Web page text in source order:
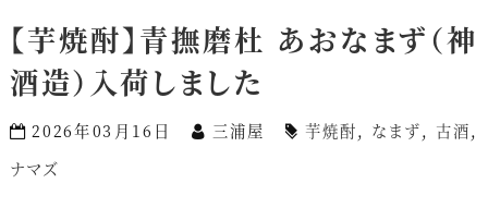
【芋焼酎】青撫磨杜 あおなまず（神
酒造）入荷しました
2026年03月16日 三浦屋 芋焼酎, なまず, 古酒,
ナマズ